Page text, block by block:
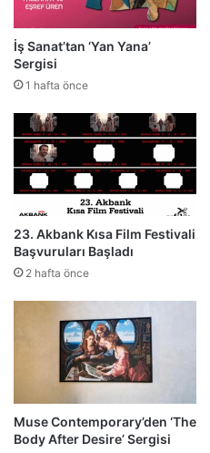
İş Sanat’tan ‘Yan Yana’
Sergisi
1 hafta önce
23. Akbank Kısa Film Festivali
Başvuruları Başladı
2 hafta önce
Muse Contemporary’den ‘The
Body After Desire’ Sergisi